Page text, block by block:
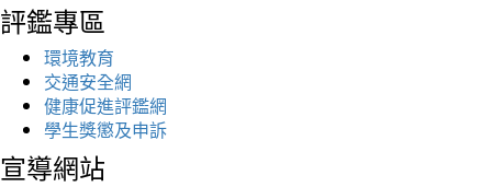
評鑑專區
環境教育
交通安全網
健康促進評鑑網
學生獎懲及申訴
宣導網站